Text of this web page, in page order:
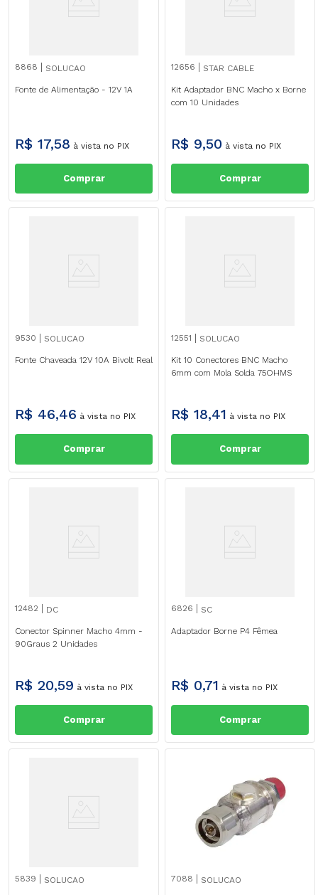
8868 SOLUCAO
Fonte de Alimentação - 12V 1A
R$ 17,58 à vista no PIX
Comprar
12656 STAR CABLE
Kit Adaptador BNC Macho x Borne
com 10 Unidades
R$ 9,50 à vista no PIX
Comprar
9530 SOLUCAO
Fonte Chaveada 12V 10A Bivolt Real
R$ 46,46 à vista no PIX
Comprar
12551 SOLUCAO
Kit 10 Conectores BNC Macho
6mm com Mola Solda 75OHMS
R$ 18,41 à vista no PIX
Comprar
12482 DC
Conector Spinner Macho 4mm -
90Graus 2 Unidades
R$ 20,59 à vista no PIX
Comprar
6826 SC
Adaptador Borne P4 Fêmea
R$ 0,71 à vista no PIX
Comprar
5839 SOLUCAO 7088 SOLUCAO